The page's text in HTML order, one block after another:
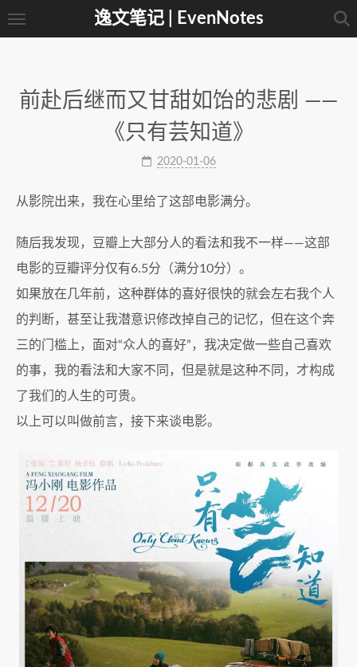
逸文笔记 | EvenNotes
前赴后继而又甘甜如饴的悲剧 ——
《只有芸知道》
2020-01-06
从影院出来，我在心里给了这部电影满分。
随后我发现，豆瓣上大部分人的看法和我不一样——这部
电影的豆瓣评分仅有6.5分（满分10分）。
如果放在几年前，这种群体的喜好很快的就会左右我个人
的判断，甚至让我潜意识修改掉自己的记忆，但在这个奔
三的门槛上，面对“众人的喜好”，我决定做一些自己喜欢
的事，我的看法和大家不同，但是就是这种不同，才构成
了我们的人生的可贵。
以上可以叫做前言，接下来谈电影。